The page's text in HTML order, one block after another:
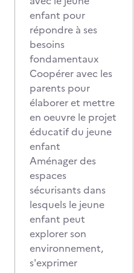
enfant pour
répondre à ses
besoins
fondamentaux
Coopérer avec les
parents pour
élaborer et mettre
en oeuvre le projet
éducatif du jeune
enfant
Aménager des
espaces
sécurisants dans
lesquels le jeune
enfant peut
explorer son
environnement,
s'exprimer